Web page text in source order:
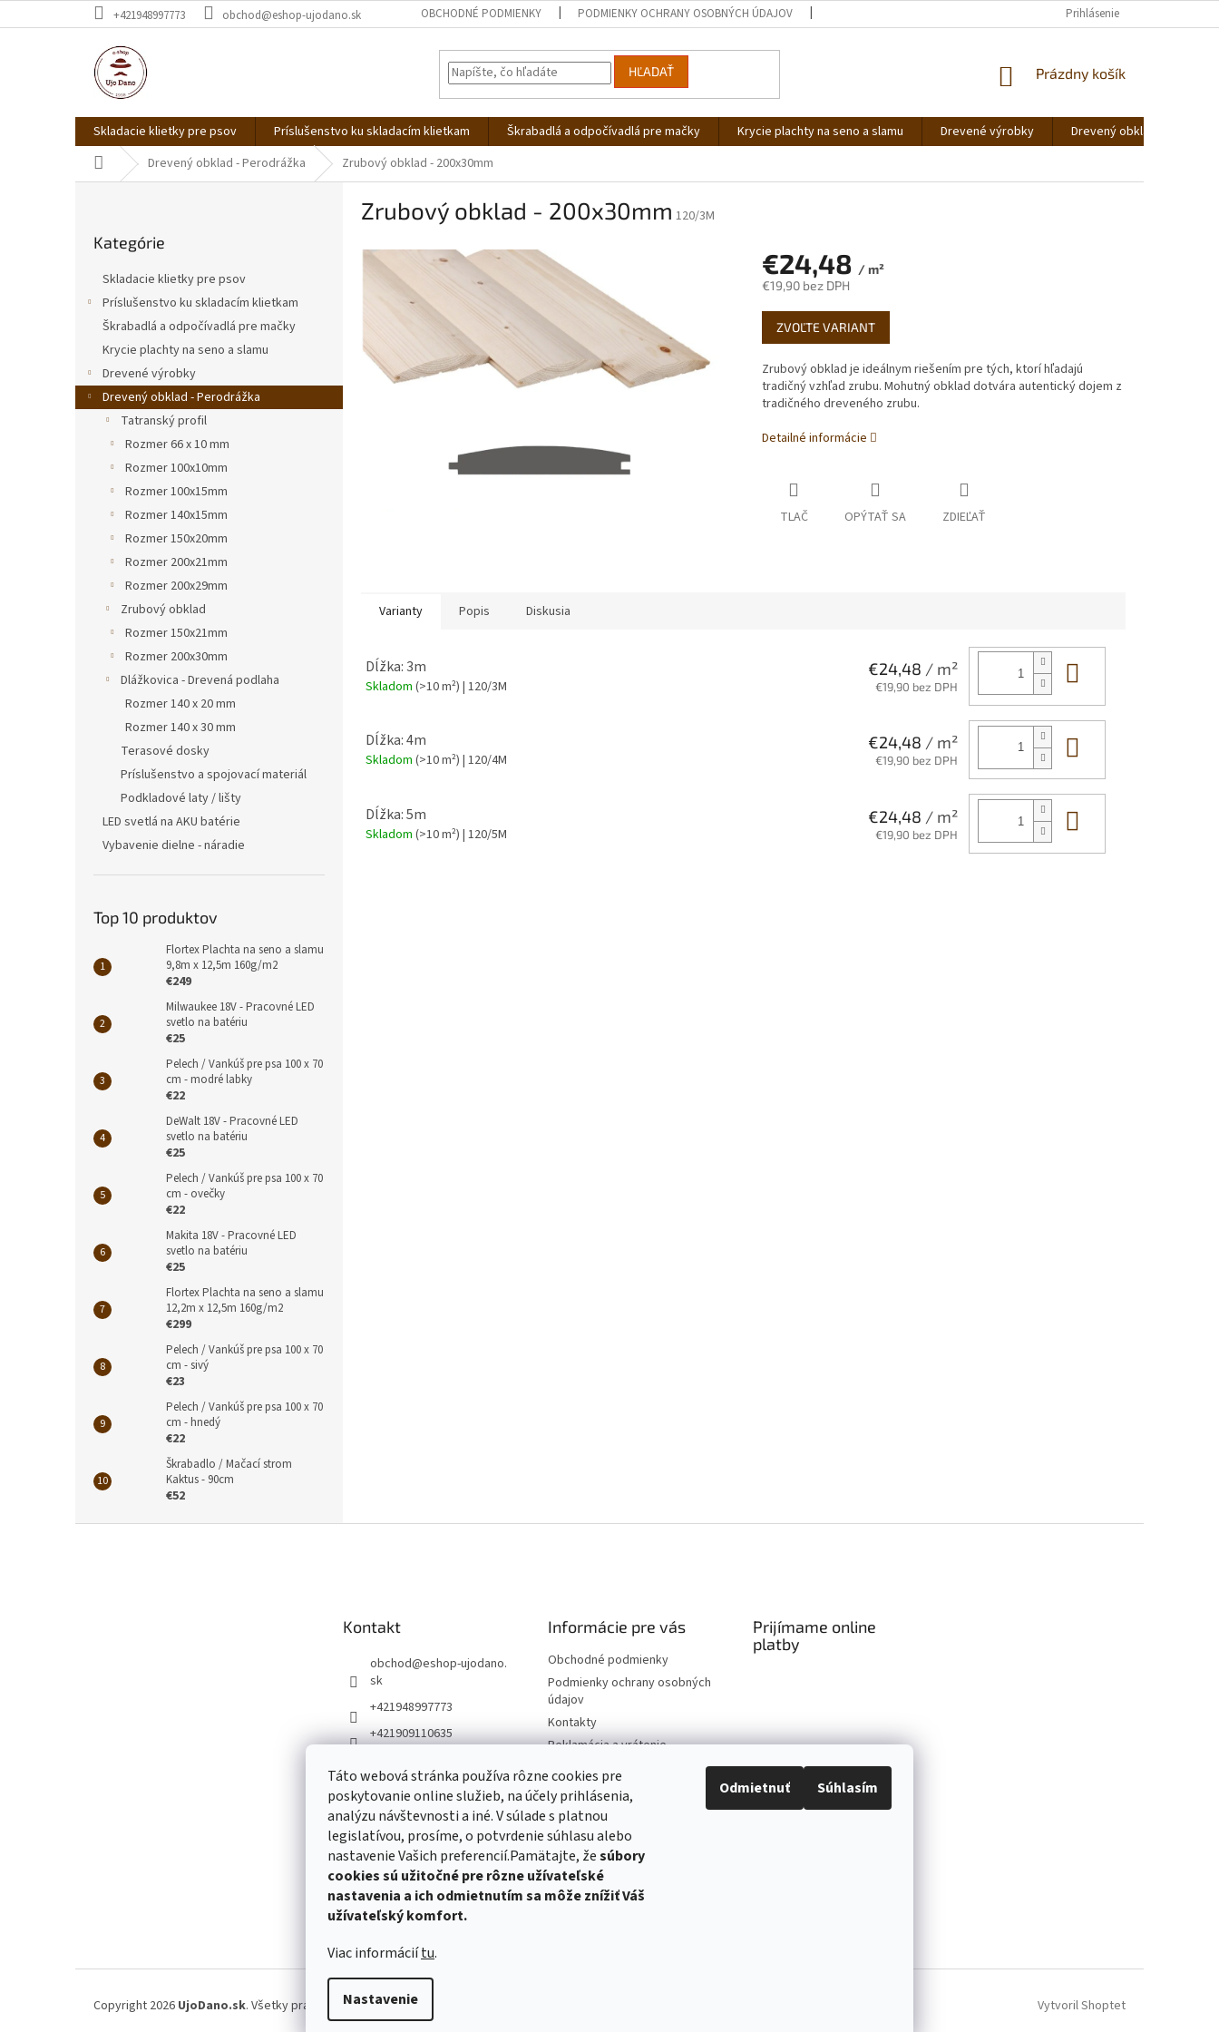
Táto webová stránka používa rôzne cookies pre
poskytovanie online služieb, na účely prihlásenia,
analýzu návštevnosti a iné. V súlade s platnou
legislatívou, prosíme, o potvrdenie súhlasu alebo
nastavenie Vašich preferencií.Pamätajte, žesúbory
cookies sú užitočné pre rôzne užívateľské
nastavenia a ich odmietnutím sa môže znížiť Váš
užívateľský komfort.
Viac informáciítu.
Nastavenie
Odmietnuť Súhlasím
na
+421948997773 obchod@eshop-ujodano.sk OBCHODNÉ PODMIENKY PODMIENKY OCHRANY OSOBNÝCH ÚDAJOV NAPÍŠTE NÁM
Prihlásenie
HĽADAŤ
NÁKUPNÝ
Prázdny košík
Skladacie klietky pre psov Príslušenstvo ku skladacím klietkam Škrabadlá a odpočívadlá pre mačky Krycie plachty na seno a slamu Drevené výrobky
Drevený obklad -
DomovDrevený obklad - Perodrážka Zrubový obklad - 200x30mm
kategórie
Kategórie
Skladacie klietky pre psov
Príslušenstvo ku skladacím klietkam
Škrabadlá a odpočívadlá pre mačky
Krycie plachty na seno a slamu
Drevené výrobky
Drevený obklad - Perodrážka
Tatranský profil
Rozmer 66 x 10 mm
Rozmer 100x10mm
Rozmer 100x15mm
Rozmer 140x15mm
Rozmer 150x20mm
Rozmer 200x21mm
Rozmer 200x29mm
Zrubový obklad
Rozmer 150x21mm
Rozmer 200x30mm
Dlážkovica - Drevená podlaha
Rozmer 140 x 20 mm
Rozmer 140 x 30 mm
Terasové dosky
Príslušenstvo a spojovací materiál
Podkladové laty / lišty
LED svetlá na AKU batérie
Vybavenie dielne - náradie
Top 10 produktov
Flortex Plachta na seno a slamu
9,8m x 12,5m 160g/m2
€249
Milwaukee 18V - Pracovné LED
svetlo na batériu
€25
Pelech / Vankúš pre psa 100 x 70
cm - modré labky
€22
DeWalt 18V - Pracovné LED
svetlo na batériu
€25
Pelech / Vankúš pre psa 100 x 70
cm - ovečky
€22
Makita 18V - Pracovné LED
svetlo na batériu
€25
Flortex Plachta na seno a slamu
12,2m x 12,5m 160g/m2
€299
Pelech / Vankúš pre psa 100 x 70
cm - sivý
€23
Pelech / Vankúš pre psa 100 x 70
cm - hnedý
€22
Škrabadlo / Mačací strom
Kaktus - 90cm
€52
Zrubový obklad - 200x30mm 120/3M
€24,48 / m²
€19,90 bez DPH
Jednotková
cena:
ZVOĽTE VARIANT
Zrubový obklad je ideálnym riešením pre tých, ktorí hľadajú
tradičný vzhľad zrubu. Mohutný obklad dotvára autentický dojem z
tradičného dreveného zrubu.
Detailné informácie
TLAČ OPÝTAŤ SA ZDIEĽAŤ
Varianty Popis Diskusia
Dĺžka: 3m
Skladom (>10 m²) | 120/3M
€24,48 / m²
€19,90 bez DPH
Dĺžka: 4m
Skladom (>10 m²) | 120/4M
€24,48 / m²
€19,90 bez DPH
Dĺžka: 5m
Skladom (>10 m²) | 120/5M
€24,48 / m²
€19,90 bez DPH
Kontakt
obchod@eshop-ujodano.
sk
+421948997773
+421909110635
Informácie pre vás
Obchodné podmienky
Podmienky ochrany osobných
údajov
Kontakty
Reklamácia a vrátenie
Napíšte nám
Doprava a platba
Výroba - Ako sa to robí
Blog - Užitočné informácie,
rady a tipy
Prijímame online
platby
Tatranský profil
Vytvoril Shoptet
Copyright 2026 UjoDano.sk. Všetky práva vyhradené.Upraviť nastavenie cookies